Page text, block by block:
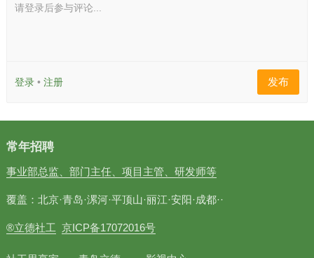
请登录后参与评论...
登录• 注册 发布
常年招聘
事业部总监、部门主任、项目主管、研发师等
覆盖：北京·青岛·漯河·平顶山·丽江·安阳·成都··
®立德社工 京ICP备17072016号